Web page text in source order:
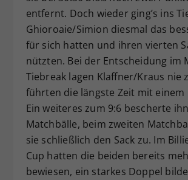
entfernt. Doch wieder ging’s ins
Ghioroaie/Simion diesmal das
für sich hatten und ihren vierten
nützten. Bei der Entscheidung im
Tiebreak lagen Klaffner/Kraus nie
führten die längste Zeit mit einem
Ein weiteres zum 9:6 bescherte
Matchbälle, beim zweiten
sie schließlich den Sack zu. Im
Cup hatten die beiden bereits
bewiesen, ein starkes Doppel